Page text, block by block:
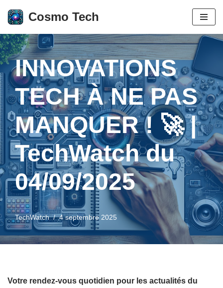
Aller
au
contenu
Cosmo Tech
INNOVATIONS
TECH À NE PAS
MANQUER ! 🚀 |
TechWatch du
04/09/2025
TechWatch 4 septembre 2025
Votre rendez-vous quotidien pour les actualités du